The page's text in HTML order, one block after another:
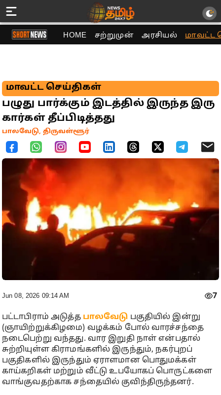
HOME சற்றுமுன் அரசியல் மாவட்ட
மாவட்ட செய்திகள்
பழுது பார்க்கும் இடத்தில் இருந்த இரு
கார்கள் தீப்பிடித்தது
பாலவேடு, திருவள்ளூர்
Jun 08, 2026 09:14 AM 7
பட்டாபிராம் அடுத்த பாலவேடு பகுதியில் இன்று
(ஞாயிற்றுக்கிழமை) வழக்கம் போல் வாரச்சந்தை
நடைபெற்று வந்தது. வார இறுதி நாள் என்பதால்
சுற்றியுள்ள கிராமங்களில் இருந்தும், நகர்புறப்
பகுதிகளில் இருந்தும் ஏராளமான பொதுமக்கள்
காய்கறிகள் மற்றும் வீட்டு உபயோகப் பொருட்களை
வாங்குவதற்காக சந்தையில் குவிந்திருந்தனர்.